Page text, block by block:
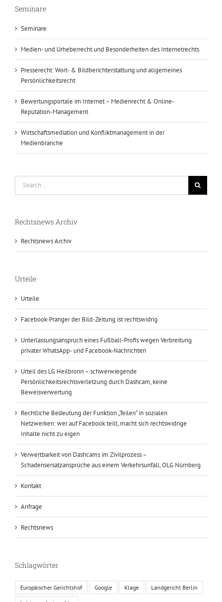
Seminare
Seminare
Medien- und Urheberrecht und Besonderheiten des Internetrechts
Presserecht: Wort- & Bildberichterstattung und allgemeines
Persönlichkeitsrecht
Bewertungsportale im Internet – Medienrecht & Online-
Reputation-Management
Wirtschaftsmediation und Konfliktmanagement in der
Medienbranche
Rechtsnews Archiv
Rechtsnews Archiv
Urteile
Urteile
Facebook-Pranger der Bild-Zeitung ist rechtswidrig
Unterlassungsanspruch eines Fußball-Profis wegen Verbreitung
privater WhatsApp- und Facebook-Nachrichten
Urteil des LG Heilbronn – schwerwiegende
Persönlichkeitsrechtsverletzung durch Dashcam, keine
Beweisverwertung
Rechtliche Bedeutung der Funktion „Teilen“ in sozialen
Netzwerken: wer auf Facebook teilt, macht sich rechtswidrige
Inhalte nicht zu eigen
Verwertbarkeit von Dashcams im Zivilprozess –
Schadensersatzansprüche aus einem Verkehrsunfall, OLG Nürnberg
Kontakt
Anfrage
Rechtsnews
Schlagwörter
Europäischer Gerichtshof Google Klage Landgericht Berlin